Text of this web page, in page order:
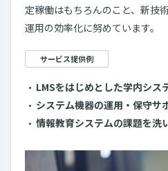
定稼働はもちろんのこと、新技
運用の効率化に努めています。
サービス提供例
LMSをはじめとした学内シス
システム機器の運用・保守サ
情報教育システムの課題を洗